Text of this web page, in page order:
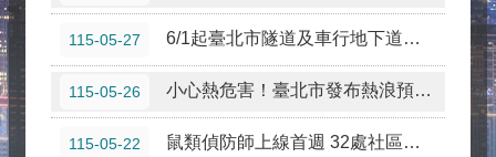
查賄ING，賄選會NG，檢舉賄選專線0800-024-099，臺北地檢署、臺北市政府政風處關心您。
愛臺北、賺獎金、用手機、抓賄選，檢舉賄選專線0800-024-099，臺北地檢署、臺北市政府政風處關心您。
115-05-27 6/1起臺北市隧道及車行地下道實施側溝清疏 請用路人小心駕駛注意安全
115-05-26 小心熱危害！臺北市發布熱浪預警 跨局處啟動因應措施
115-05-22 鼠類偵防師上線首週 32處社區申請 齊力打造宜居環境